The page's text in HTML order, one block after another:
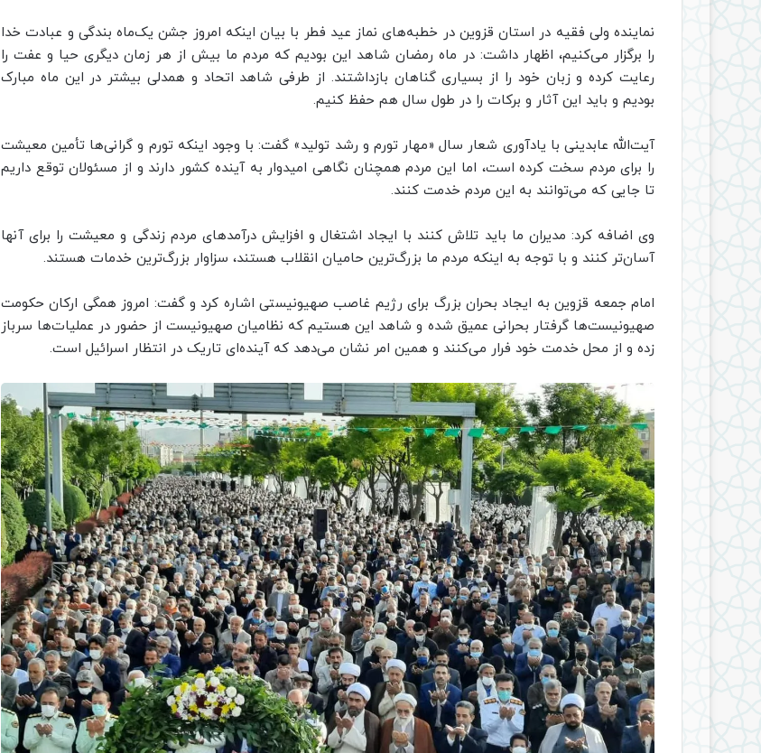
نماینده ولی فقیه در استان قزوین در خطبه‌های نماز عید فطر با بیان اینکه امروز جشن یک‌ماه بندگی و عبادت خدا
را برگزار می‌کنیم، اظهار داشت: در ماه رمضان شاهد این بودیم که مردم ما بیش از هر زمان دیگری حیا و عفت را
رعایت کرده و زبان خود را از بسیاری گناهان بازداشتند. از طرفی شاهد اتحاد و همدلی بیشتر در این ماه مبارک
بودیم و باید این آثار و برکات را در طول سال هم حفظ کنیم.
آیت‌الله عابدینی با یادآوری شعار سال «مهار تورم و رشد تولید» گفت: با وجود اینکه تورم و گرانی‌ها تأمین معیشت
را برای مردم سخت کرده است، اما این مردم همچنان نگاهی امیدوار به آینده کشور دارند و از مسئولان توقع داریم
تا جایی که می‌توانند به این مردم خدمت کنند.
وی اضافه کرد: مدیران ما باید تلاش کنند با ایجاد اشتغال و افزایش درآمدهای مردم زندگی و معیشت را برای آنها
آسان‌تر کنند و با توجه به اینکه مردم ما بزرگ‌ترین حامیان انقلاب هستند، سزاوار بزرگ‌ترین خدمات هستند.
امام جمعه قزوین به ایجاد بحران بزرگ برای رژیم غاصب صهیونیستی اشاره کرد و گفت: امروز همگی ارکان حکومت
صهیونیست‌ها گرفتار بحرانی عمیق شده و شاهد این هستیم که نظامیان صهیونیست از حضور در عملیات‌ها سرباز
زده و از محل خدمت خود فرار می‌کنند و همین امر نشان می‌دهد که آینده‌ای تاریک در انتظار اسرائیل است.